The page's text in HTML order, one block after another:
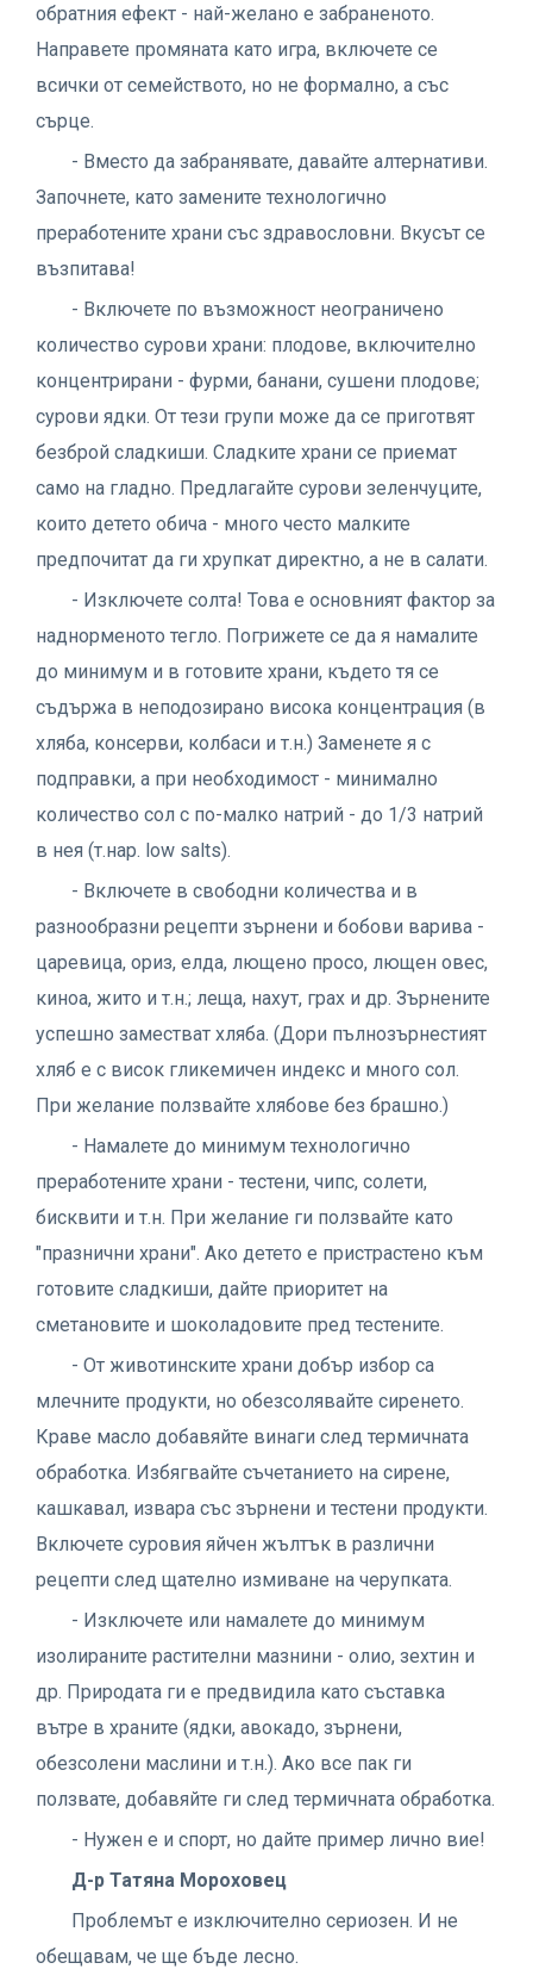
обратния ефект - най-желано е забраненото.
Направете промяната като игра, включете се
всички от семейството, но не формално, а със
сърце.
- Вместо да забранявате, давайте алтернативи.
Започнете, като замените технологично
преработените храни със здравословни. Вкусът се
възпитава!
- Включете по възможност неограничено
количество сурови храни: плодове, включително
концентрирани - фурми, банани, сушени плодове;
сурови ядки. От тези групи може да се приготвят
безброй сладкиши. Сладките храни се приемат
само на гладно. Предлагайте сурови зеленчуците,
които детето обича - много често малките
предпочитат да ги хрупкат директно, а не в салати.
- Изключете солта! Това е основният фактор за
наднорменото тегло. Погрижете се да я намалите
до минимум и в готовите храни, където тя се
съдържа в неподозирано висока концентрация (в
хляба, консерви, колбаси и т.н.) Заменете я с
подправки, а при необходимост - минимално
количество сол с по-малко натрий - до 1/3 натрий
в нея (т.нар. low salts).
- Включете в свободни количества и в
разнообразни рецепти зърнени и бобови варива -
царевица, ориз, елда, лющено просо, лющен овес,
киноа, жито и т.н.; леща, нахут, грах и др. Зърнените
успешно заместват хляба. (Дори пълнозърнестият
хляб е с висок гликемичен индекс и много сол.
При желание ползвайте хлябове без брашно.)
- Намалете до минимум технологично
преработените храни - тестени, чипс, солети,
бисквити и т.н. При желание ги ползвайте като
"празнични храни". Ако детето е пристрастено към
готовите сладкиши, дайте приоритет на
сметановите и шоколадовите пред тестените.
- От животинските храни добър избор са
млечните продукти, но обезсолявайте сиренето.
Краве масло добавяйте винаги след термичната
обработка. Избягвайте съчетанието на сирене,
кашкавал, извара със зърнени и тестени продукти.
Включете суровия яйчен жълтък в различни
рецепти след щателно измиване на черупката.
- Изключете или намалете до минимум
изолираните растителни мазнини - олио, зехтин и
др. Природата ги е предвидила като съставка
вътре в храните (ядки, авокадо, зърнени,
обезсолени маслини и т.н.). Ако все пак ги
ползвате, добавяйте ги след термичната обработка.
- Нужен е и спорт, но дайте пример лично вие!
Д-р Татяна Мороховец
Проблемът е изключително сериозен. И не
обещавам, че ще бъде лесно.